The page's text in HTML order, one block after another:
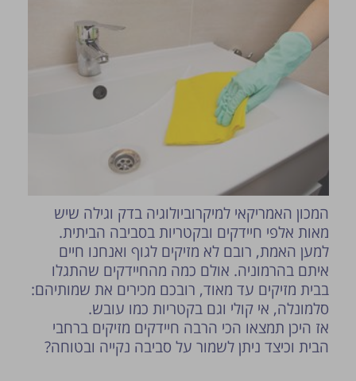
המכון האמריקאי למיקרוביולוגיה בדק וגילה שיש
מאות אלפי חיידקים ובקטריות בסביבה הביתית.
למען האמת, רובם לא מזיקים לגוף ואנחנו חיים
איתם בהרמוניה. אולם כמה מהחיידקים שהתגלו
בבית מזיקים עד מאוד, רובכם מכירים את שמותיהם:
סלמונלה, אי קולי וגם בקטריות כמו עובש.
אז היכן תמצאו הכי הרבה חיידקים מזיקים ברחבי
הבית וכיצד ניתן לשמור על סביבה נקייה ובטוחה?
פרסום הטיפ מותנה לשיקול מנהל האתר.